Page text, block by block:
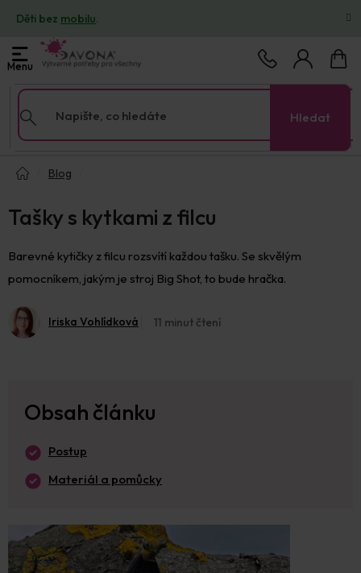
obsah
Děti bez mobilu.
Hledat
košík
Blog
Tašky s kytkami z filcu
Barevné kytičky z filcu rozsvítí každou tašku. Se skvělým
pomocníkem, jakým je stroj Big Shot, to bude hračka.
Iriska Vohlídková 11 minut čtení
Obsah článku
Postup
Materiál a pomůcky